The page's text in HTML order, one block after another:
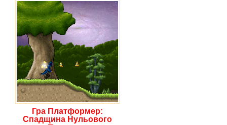
Гра Платформер:
Спадщина Нульового